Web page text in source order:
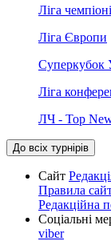
Ліга
Ліга Європи
Ліга
ЛЧ - Top
До всіх турнірів
Сайт
Правила
Редакційна
Соціальні
viber